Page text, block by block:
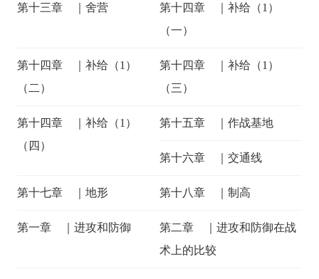
第十三章 ｜舍营
第十四章 ｜补给（1）
（一）
第十四章 ｜补给（1）
（二）
第十四章 ｜补给（1）
（三）
第十四章 ｜补给（1）
（四）
第十五章 ｜作战基地
第十六章 ｜交通线
第十七章 ｜地形 第十八章 ｜制高
第一章 ｜进攻和防御
第二章 ｜进攻和防御在战
术上的比较